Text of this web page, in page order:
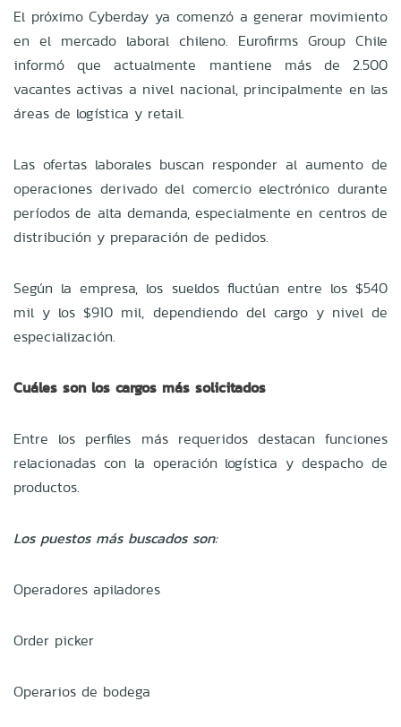
El próximo Cyberday ya comenzó a generar movimiento
en el mercado laboral chileno. Eurofirms Group Chile
informó que actualmente mantiene más de 2.500
vacantes activas a nivel nacional, principalmente en las
áreas de logística y retail.
Las ofertas laborales buscan responder al aumento de
operaciones derivado del comercio electrónico durante
períodos de alta demanda, especialmente en centros de
distribución y preparación de pedidos.
Según la empresa, los sueldos fluctúan entre los $540
mil y los $910 mil, dependiendo del cargo y nivel de
especialización.
Cuáles son los cargos más solicitados
Entre los perfiles más requeridos destacan funciones
relacionadas con la operación logística y despacho de
productos.
Los puestos más buscados son:
Operadores apiladores
Order picker
Operarios de bodega